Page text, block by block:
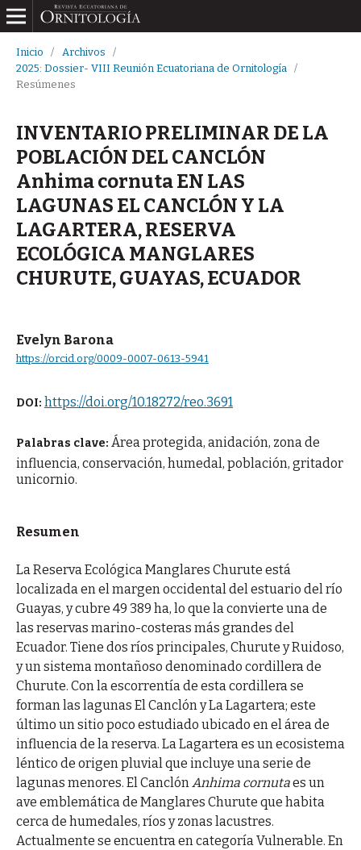
Inicio / Archivos
/
2025: Dossier- VIII Reunión Ecuatoriana de Ornitología
/
Resúmenes
INVENTARIO PRELIMINAR DE LA
POBLACIÓN DEL CANCLÓN
Anhima cornuta EN LAS
LAGUNAS EL CANCLÓN Y LA
LAGARTERA, RESERVA
ECOLÓGICA MANGLARES
CHURUTE, GUAYAS, ECUADOR
Evelyn Barona
https://orcid.org/0009-0007-0613-5941
DOI: https://doi.org/10.18272/reo.3691
Palabras clave: Área protegida, anidación, zona de
influencia, conservación, humedal, población, gritador
unicornio.
Resumen
La Reserva Ecológica Manglares Churute está
localizada en el margen occidental del estuario del río
Guayas, y cubre 49 389 ha, lo que la convierte una de
las reservas marino-costeras más grandes del
Ecuador. Tiene dos ríos principales, Churute y Ruidoso,
y un sistema montañoso denominado cordillera de
Churute. Con la escorrentía de esta cordillera se
forman las lagunas El Canclón y La Lagartera; este
último un sitio poco estudiado ubicado en el área de
influencia de la reserva. La Lagartera es un ecosistema
léntico de origen pluvial que incluye una serie de
lagunas menores. El Canclón Anhima cornutaes un
ave emblemática de Manglares Churute que habita
cerca de humedales, ríos y zonas lacustres.
Actualmente se encuentra en categoría Vulnerable. En